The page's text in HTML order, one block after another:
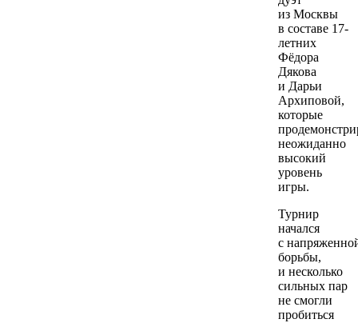
из Москвы
в составе 17-
летних
Фёдора
Дякова
и Дарьи
Архиповой,
которые
неожиданно
высокий
уровень
игры.
Турнир
начался
с
борьбы,
и несколько
сильных пар
не смогли
пробиться